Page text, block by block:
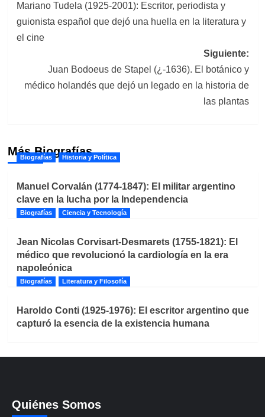
de
entradas
Mariano Tudela (1925-2001): Escritor, periodista y
guionista español que dejó una huella en la literatura y
el cine
Siguiente:
Juan Bodoeus de Stapel (¿-1636). El botánico y
médico holandés que dejó un legado en la historia de
las plantas
Más Biografías
Biografías Historia y Política
Manuel Corvalán (1774-1847): El militar argentino
clave en la lucha por la Independencia
Biografías Ciencia y Tecnología
Jean Nicolas Corvisart-Desmarets (1755-1821): El
médico que revolucionó la cardiología en la era
napoleónica
Biografías Literatura y Filosofía
Haroldo Conti (1925-1976): El escritor argentino que
capturó la esencia de la existencia humana
Quiénes Somos